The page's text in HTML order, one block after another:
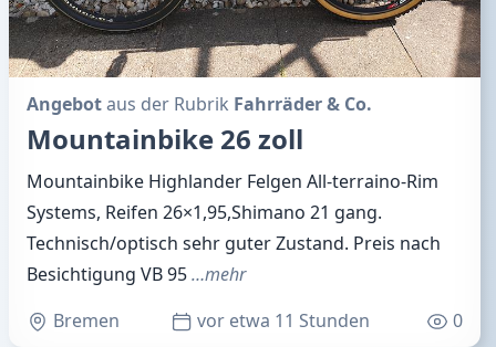
Angebotaus der Rubrik Fahrräder & Co.
Mountainbike 26 zoll
Mountainbike Highlander Felgen All-terraino-Rim
Systems, Reifen 26×1,95,Shimano 21 gang.
Technisch/optisch sehr guter Zustand. Preis nach
Besichtigung VB 95…mehr
Bremen
vor etwa 11 Stunden 0